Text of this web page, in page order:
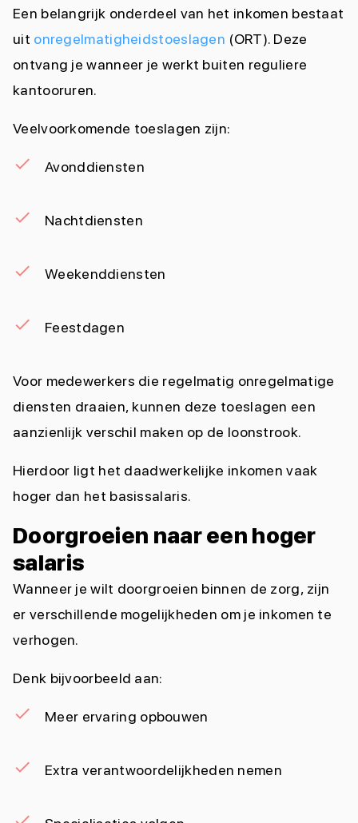
Een belangrijk onderdeel van het inkomen bestaat
uit onregelmatigheidstoeslagen (ORT). Deze
ontvang je wanneer je werkt buiten reguliere
kantooruren.
Veelvoorkomende toeslagen zijn:
Avonddiensten
Nachtdiensten
Weekenddiensten
Feestdagen
Voor medewerkers die regelmatig onregelmatige
diensten draaien, kunnen deze toeslagen een
aanzienlijk verschil maken op de loonstrook.
Hierdoor ligt het daadwerkelijke inkomen vaak
hoger dan het basissalaris.
Doorgroeien naar een hoger
salaris
Wanneer je wilt doorgroeien binnen de zorg, zijn
er verschillende mogelijkheden om je inkomen te
verhogen.
Denk bijvoorbeeld aan:
Meer ervaring opbouwen
Extra verantwoordelijkheden nemen